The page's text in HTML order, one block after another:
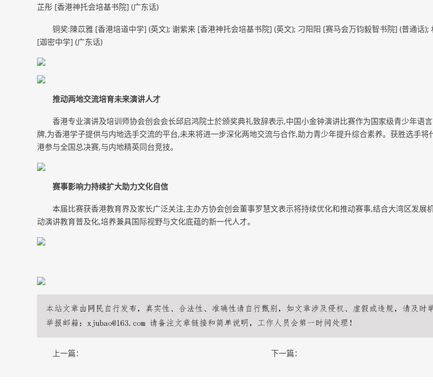
芷彤 [香港神托会培基书院] (广东话)
铜奖:陳苡雅 [香港培道中学] (英文); 谢紫来 [香港神托会培基书院] (英文); 刁阳阳 [赛马会万钧毅智书院] (普通话);
[迦密中学] (广东话)
推动两地交流培育未来演讲人才
香港专业演讲及培训师协会创会会长邱启鸿院士於颁奖典礼致辞表示,中国小金钟演讲比赛作为国家级青少年语
牌,为香港学子提供与内地选手交流的平台,未来将进一步深化两地交流与合作,助力青少年提升综合素养。获胜选手将
港参与全国总决赛,与内地精英同台竞技。
赛事影响力持续扩大助力文化自信
本届比赛获香港教育界及家长广泛关注,主办方协会创会董事罗慧文表示将持续优化和推动赛事,结合大湾区发展
动演讲教育普及化,培养兼具国际视野与文化底蕴的新一代人才。
上一篇： 下一篇：